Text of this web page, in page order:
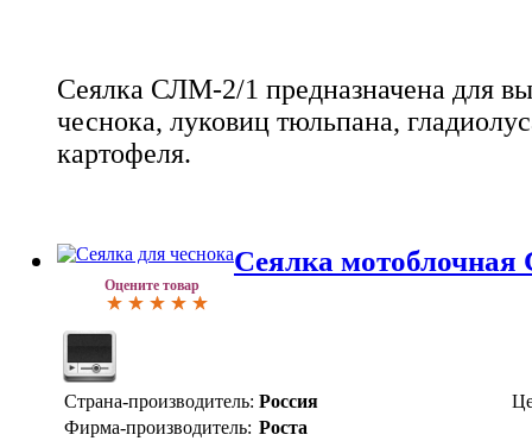
Сеялка СЛМ-2/1 предназначена для
чеснока, луковиц тюльпана,
картофеля.
Оцените товар
Сеялка
Страна-производитель: Россия
Фирма-производитель: Роста